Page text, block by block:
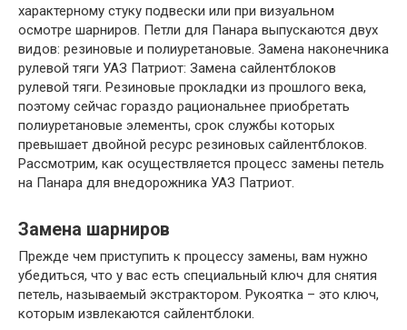
характерному стуку подвески или при визуальном
осмотре шарниров. Петли для Панара выпускаются двух
видов: резиновые и полиуретановые. Замена наконечника
рулевой тяги УАЗ Патриот: Замена сайлентблоков
рулевой тяги. Резиновые прокладки из прошлого века,
поэтому сейчас гораздо рациональнее приобретать
полиуретановые элементы, срок службы которых
превышает двойной ресурс резиновых сайлентблоков.
Рассмотрим, как осуществляется процесс замены петель
на Панара для внедорожника УАЗ Патриот.
Замена шарниров
Прежде чем приступить к процессу замены, вам нужно
убедиться, что у вас есть специальный ключ для снятия
петель, называемый экстрактором. Рукоятка – это ключ,
которым извлекаются сайлентблоки.